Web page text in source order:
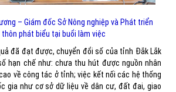
– Giám đốc Sở Nông nghiệp và Phát triển
thôn phát biểu tại buổi làm việc
đã đạt được, chuyển đổi số của tỉnh Đắk Lắk
hạn chế như: chưa thu hút được nguồn nhân
về công tác ở tỉnh; việc kết nối các hệ thống
gia như cơ sở dữ liệu về dân cư, đất đai, giao